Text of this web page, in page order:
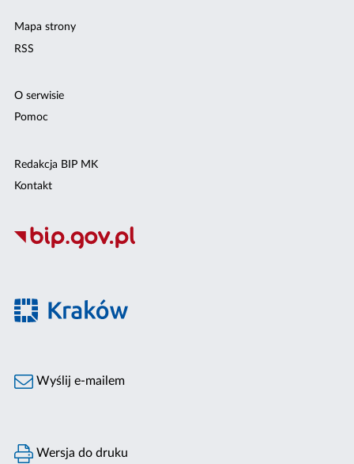
Mapa strony
RSS
O serwisie
Pomoc
Redakcja BIP MK
Kontakt
Wyślij e-mailem
Wersja do druku